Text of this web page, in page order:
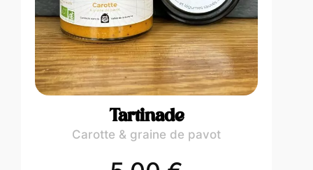
Tartinade
Carotte & graine de pavot